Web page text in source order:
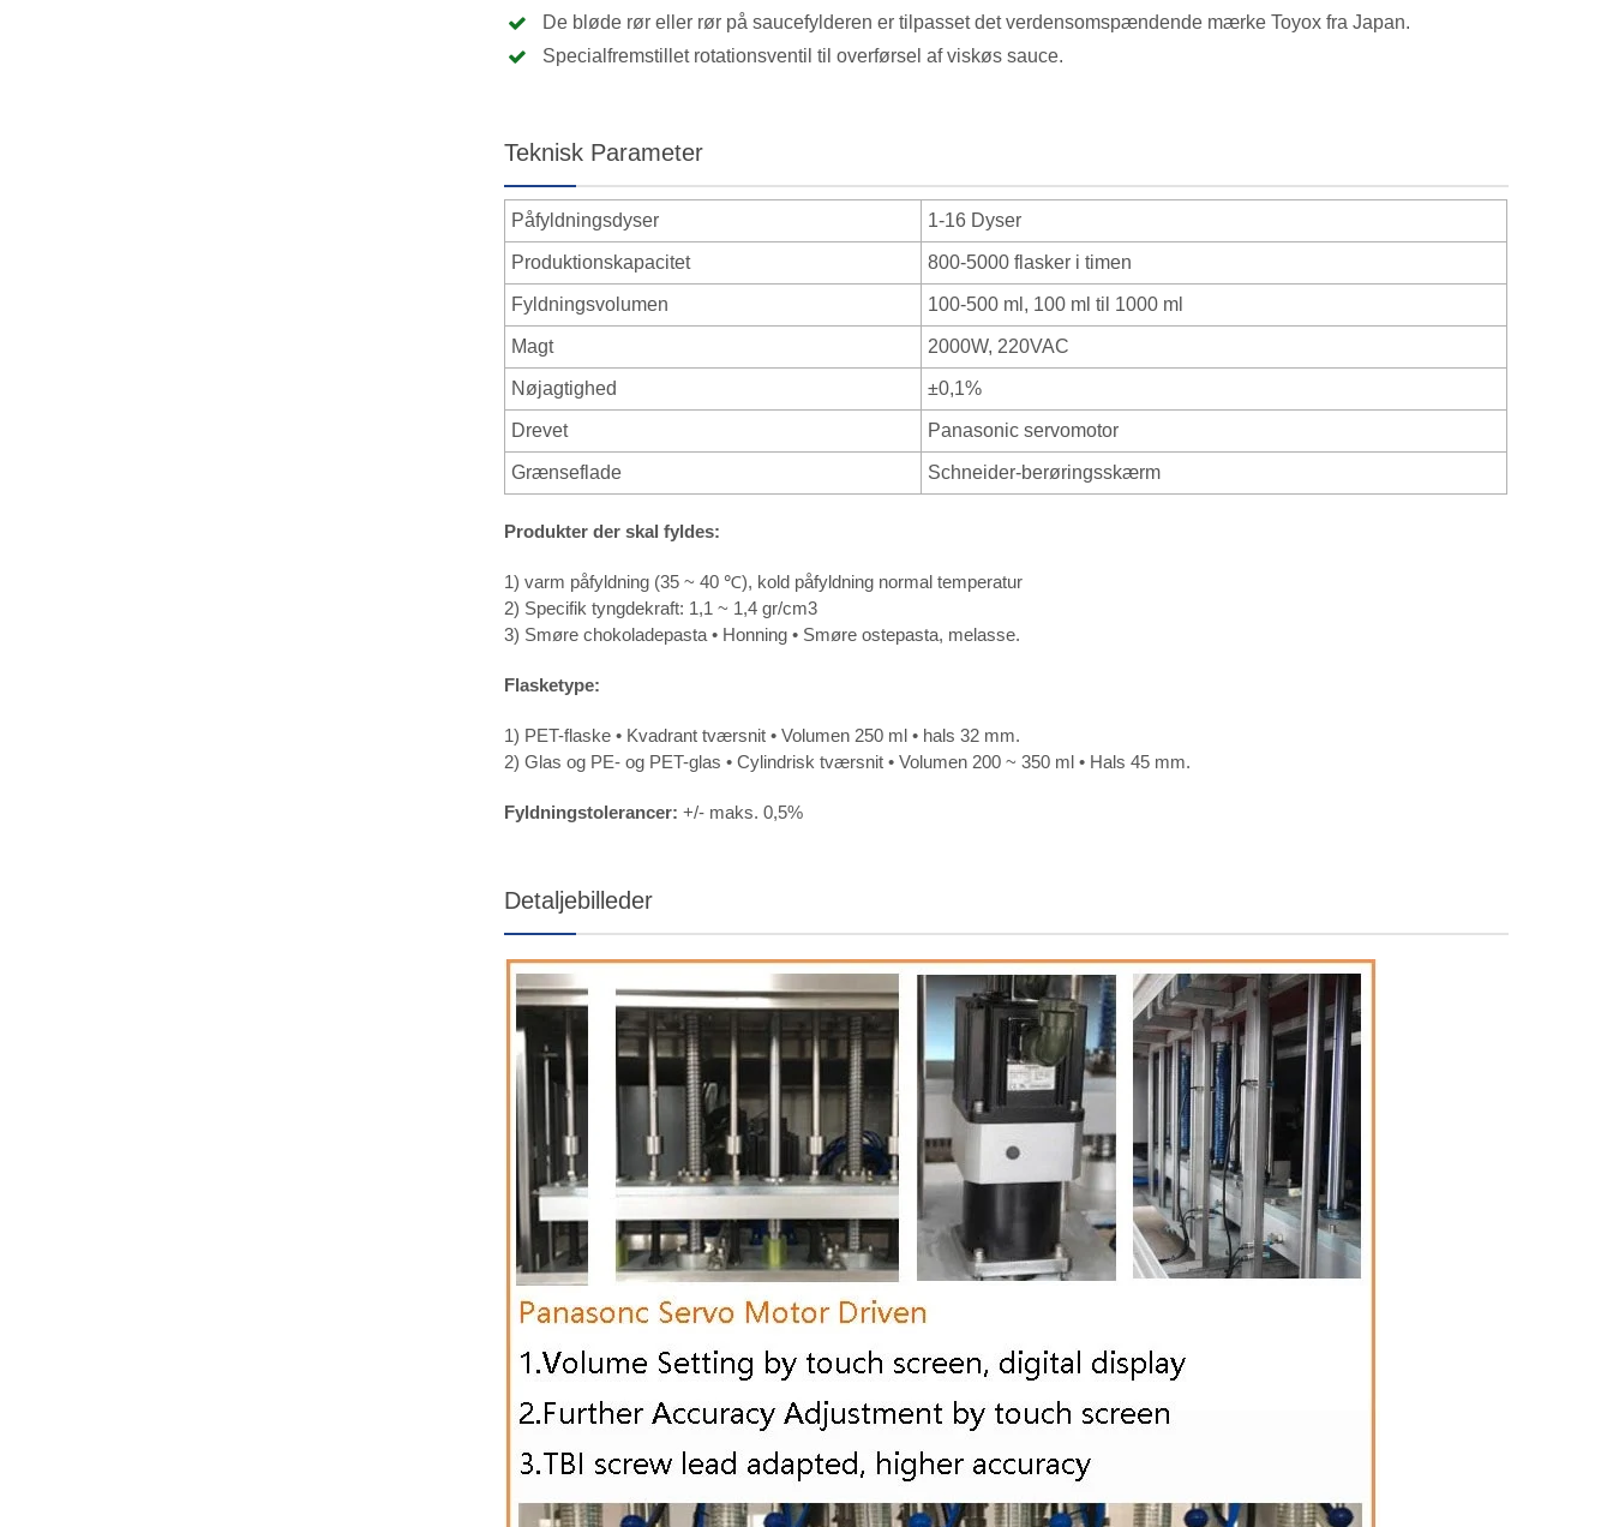
De bløde rør eller rør på saucefylderen er tilpasset det verdensomspændende mærke Toyox fra Japan.
Specialfremstillet rotationsventil til overførsel af viskøs sauce.
Teknisk Parameter
Påfyldningsdyser 1-16 Dyser
Produktionskapacitet 800-5000 flasker i timen
Fyldningsvolumen 100-500 ml, 100 ml til 1000 ml
Magt 2000W, 220VAC
Nøjagtighed ±0,1%
Drevet Panasonic servomotor
Grænseflade Schneider-berøringsskærm
Produkter der skal fyldes:
1) varm påfyldning (35 ~ 40 ℃), kold påfyldning normal temperatur
2) Specifik tyngdekraft: 1,1 ~ 1,4 gr/cm3
3) Smøre chokoladepasta • Honning • Smøre ostepasta, melasse.
Flasketype:
1) PET-flaske • Kvadrant tværsnit • Volumen 250 ml • hals 32 mm.
2) Glas og PE- og PET-glas • Cylindrisk tværsnit • Volumen 200 ~ 350 ml • Hals 45 mm.
Fyldningstolerancer: +/- maks. 0,5%
Detaljebilleder